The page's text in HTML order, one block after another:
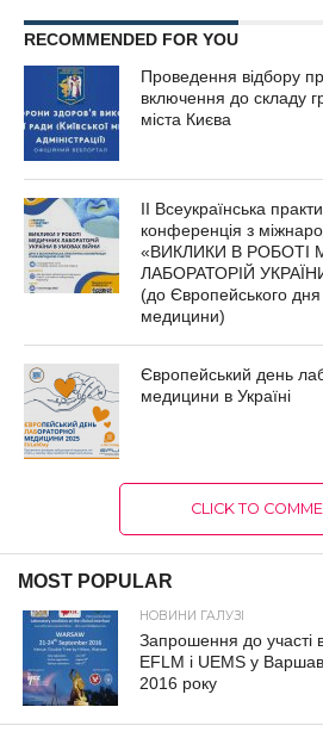
RECOMMENDED FOR YOU
Проведення відбору
включення до складу
міста Києва
ІІ Всеукраїнська
конференція з
«ВИКЛИКИ В РОБОТІ
ЛАБОРАТОРІЙ
(до Європейського
медицини)
Європейський день
медицини в Україні
CLICK TO
MOST POPULAR
НОВИНИ ГАЛУЗІ
Запрошення до участі
EFLM і UEMS у
2016 року